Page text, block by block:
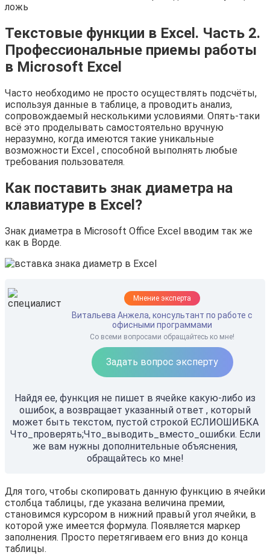
Текстовые функции в Excel. Часть 2.
Профессиональные приемы работы
в Microsoft Excel
Часто необходимо не просто осуществлять подсчёты,
используя данные в таблице, а проводить анализ,
сопровождаемый несколькими условиями. Опять-таки
всё это проделывать самостоятельно вручную
неразумно, когда имеются такие уникальные
возможности Excel , способной выполнять любые
требования пользователя.
Как поставить знак диаметра на
клавиатуре в Excel?
Знак диаметра в Microsoft Office Excel вводим так же
как в Ворде.
Мнение эксперта
Витальева Анжела, консультант по работе с
офисными программами
Со всеми вопросами обращайтесь ко мне!
Задать вопрос эксперту
Найдя ее, функция не пишет в ячейке какую-либо из
ошибок, а возвращает указанный ответ , который
может быть текстом, пустой строкой ЕСЛИОШИБКА
Что_проверять;Что_выводить_вместо_ошибки. Если
же вам нужны дополнительные объяснения,
обращайтесь ко мне!
Для того, чтобы скопировать данную функцию в ячейки
столбца таблицы, где указана величина премии,
становимся курсором в нижний правый угол ячейки, в
которой уже имеется формула. Появляется маркер
заполнения. Просто перетягиваем его вниз до конца
таблицы.